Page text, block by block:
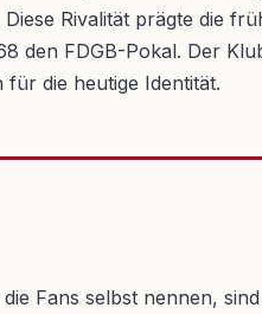
Rivalität prägte die
den FDGB-Pokal. Der
die heutige Identität.
Fans selbst nennen,